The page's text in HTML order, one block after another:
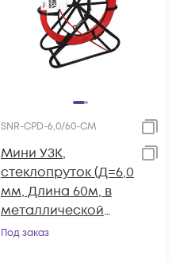
SNR-CPD-6,0/60-CM
Мини УЗК,
стеклопруток (Д=6,0
мм, Длина 60м, в
металлической
кассете)
Под заказ